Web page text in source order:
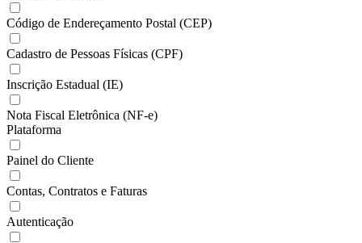
Código de Endereçamento Postal (CEP)
Cadastro de Pessoas Físicas (CPF)
Inscrição Estadual (IE)
Nota Fiscal Eletrônica (NF-e)
Plataforma
Painel do Cliente
Contas, Contratos e Faturas
Autenticação